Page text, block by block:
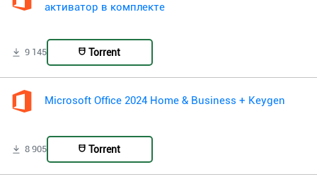
активатор в комплекте
9 145 Torrent
Microsoft Office 2024 Home & Business + Keygen
8 905 Torrent